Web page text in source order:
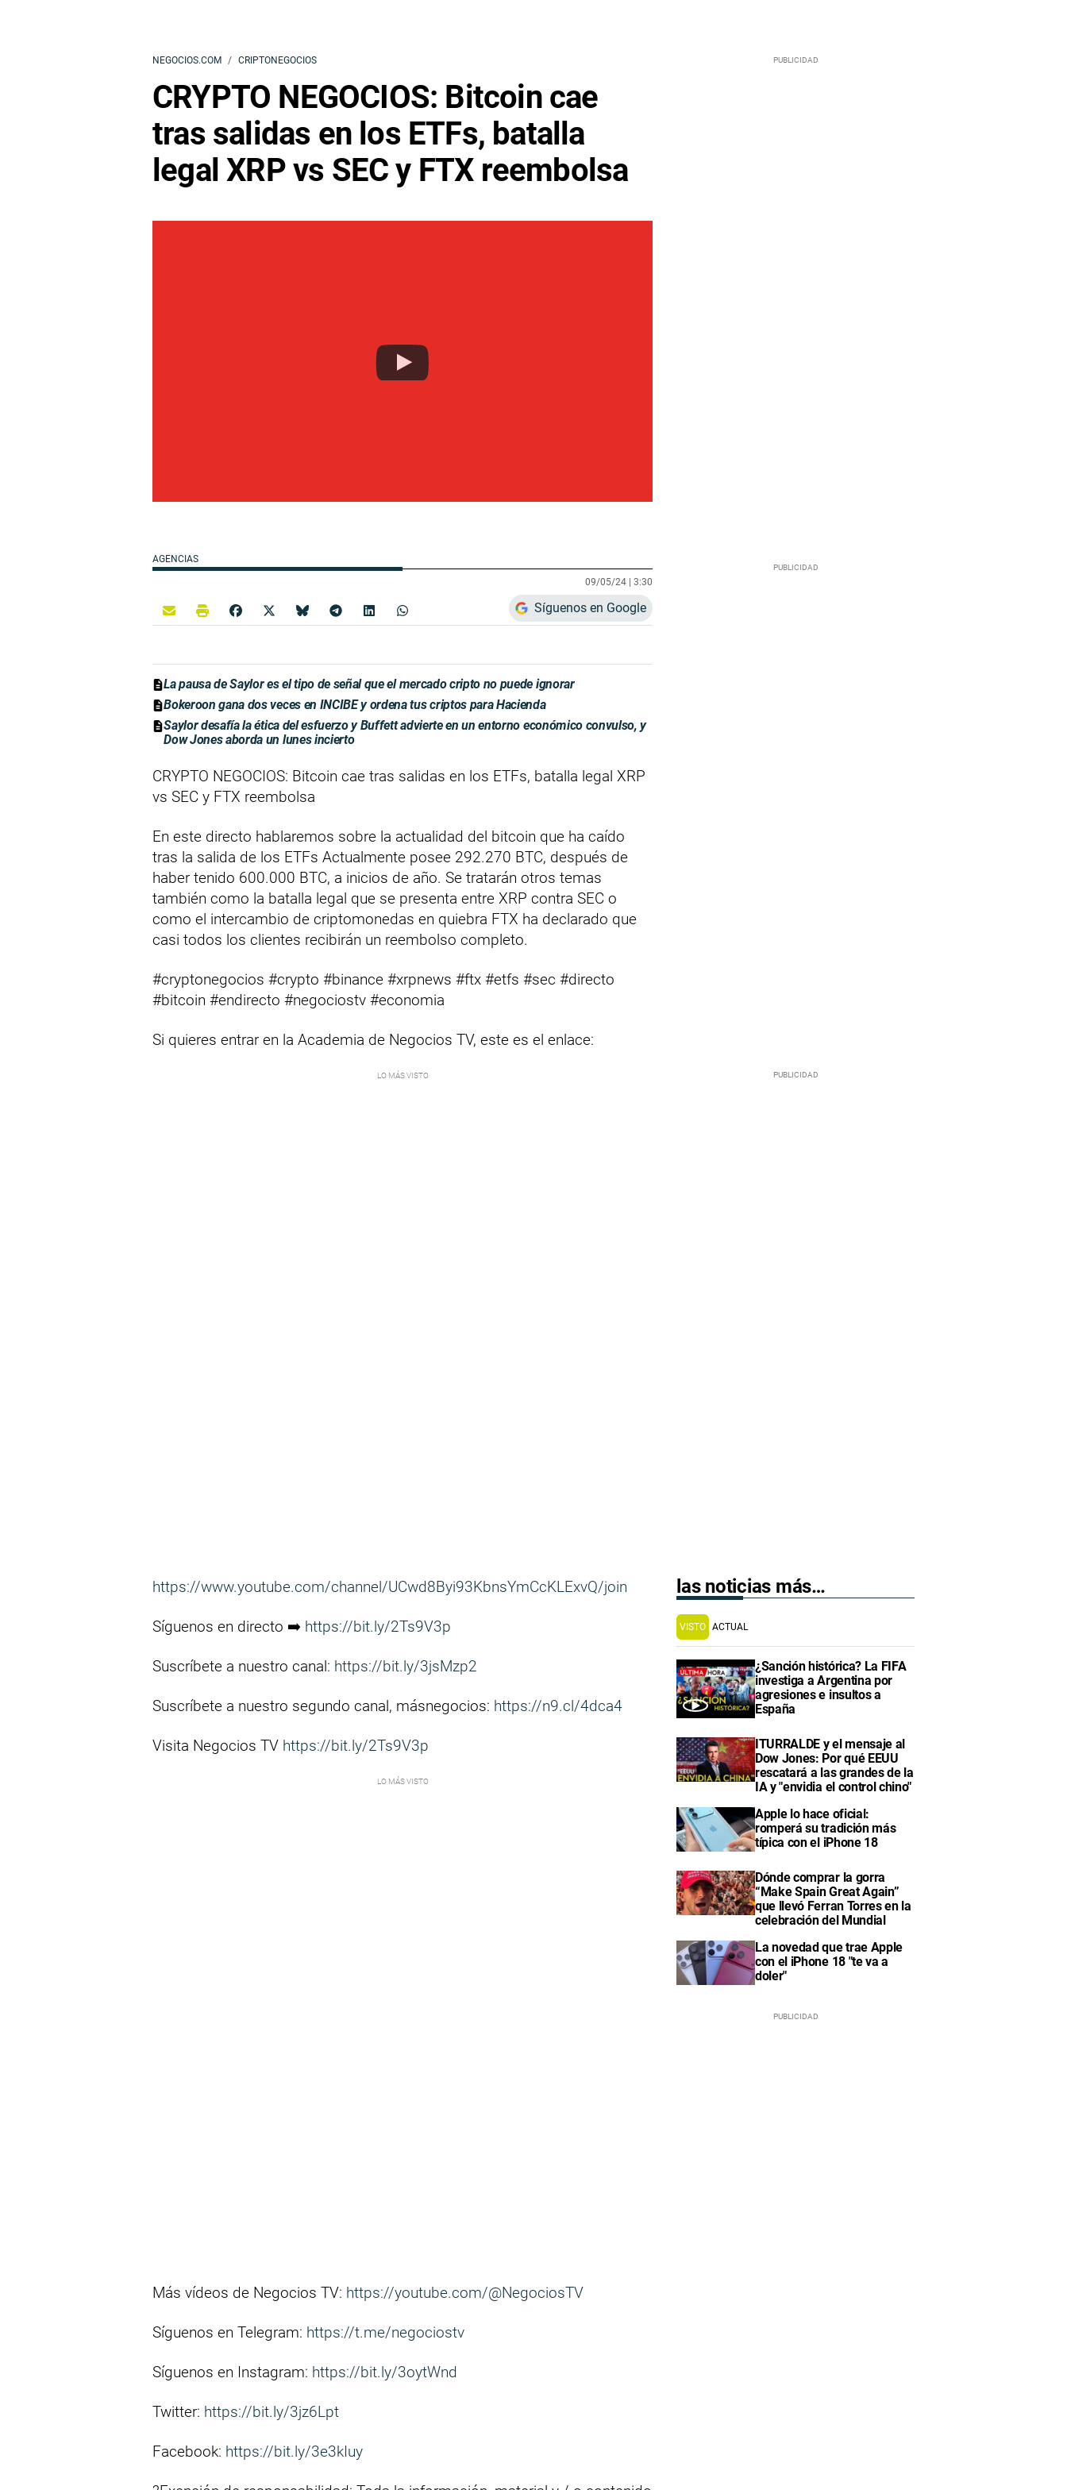
NEGOCIOS.COM CRIPTONEGOCIOS
CRYPTO NEGOCIOS: Bitcoin cae
tras salidas en los ETFs, batalla
legal XRP vs SEC y FTX reembolsa
AGENCIAS
09/05/24 | 3:30
Síguenos en Google
La pausa de Saylor es el tipo de señal que el mercado cripto no puede ignorar
Bokeroon gana dos veces en INCIBE y ordena tus criptos para Hacienda
Saylor desafía la ética del esfuerzo y Buffett advierte en un entorno económico convulso, y
Dow Jones aborda un lunes incierto
CRYPTO NEGOCIOS: Bitcoin cae tras salidas en los ETFs, batalla legal XRP
vs SEC y FTX reembolsa
En este directo hablaremos sobre la actualidad del bitcoin que ha caído
tras la salida de los ETFs Actualmente posee 292.270 BTC, después de
haber tenido 600.000 BTC, a inicios de año. Se tratarán otros temas
también como la batalla legal que se presenta entre XRP contra SEC o
como el intercambio de criptomonedas en quiebra FTX ha declarado que
casi todos los clientes recibirán un reembolso completo.
#cryptonegocios #crypto #binance #xrpnews #ftx #etfs #sec #directo
#bitcoin #endirecto #negociostv #economia
Si quieres entrar en la Academia de Negocios TV, este es el enlace:
https://www.youtube.com/channel/UCwd8Byi93KbnsYmCcKLExvQ/join
Síguenos en directo ➡️ https://bit.ly/2Ts9V3p
Suscríbete a nuestro canal: https://bit.ly/3jsMzp2
Suscríbete a nuestro segundo canal, másnegocios: https://n9.cl/4dca4
Visita Negocios TV https://bit.ly/2Ts9V3p
Más vídeos de Negocios TV: https://youtube.com/@NegociosTV
Síguenos en Telegram: https://t.me/negociostv
Síguenos en Instagram: https://bit.ly/3oytWnd
Twitter: https://bit.ly/3jz6Lpt
Facebook: https://bit.ly/3e3kIuy
las noticias más…
VISTO ACTUAL
¿Sanción histórica? La FIFA
investiga a Argentina por
agresiones e insultos a
España
ITURRALDE y el mensaje al
Dow Jones: Por qué EEUU
rescatará a las grandes de la
IA y "envidia el control chino"
Apple lo hace oficial:
romperá su tradición más
típica con el iPhone 18
Dónde comprar la gorra
“Make Spain Great Again”
que llevó Ferran Torres en la
celebración del Mundial
La novedad que trae Apple
con el iPhone 18 "te va a
doler"